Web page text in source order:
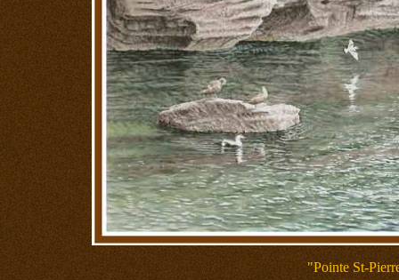
"Pointe St-